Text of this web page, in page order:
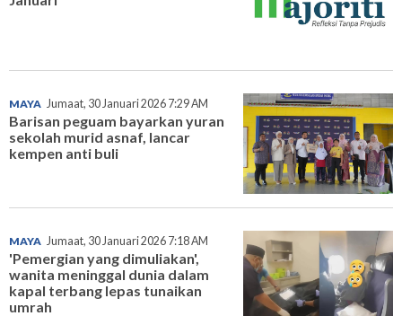
MAYA Jumaat, 30 Januari 2026 7:29 AM
Barisan peguam bayarkan yuran
sekolah murid asnaf, lancar
kempen anti buli
MAYA Jumaat, 30 Januari 2026 7:18 AM
'Pemergian yang dimuliakan',
wanita meninggal dunia dalam
kapal terbang lepas tunaikan
umrah